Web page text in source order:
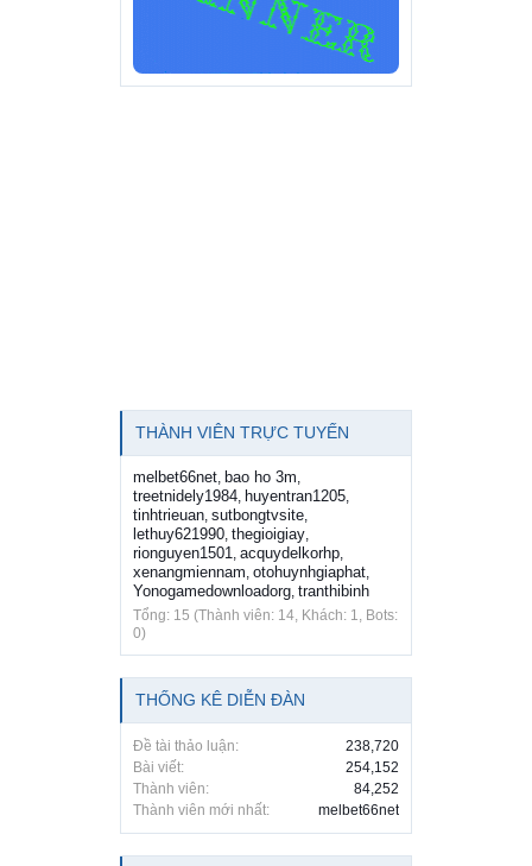
THÀNH VIÊN TRỰC TUYẾN
melbet66net bao ho 3m
treetnidely1984 huyentran1205
tinhtrieuan sutbongtvsite
lethuy621990 thegioigiay
rionguyen1501 acquydelkorhp
xenangmiennam otohuynhgiaphat
Yonogamedownloadorg tranthibinh
Tổng: 15 (Thành viên: 14, Khách: 1, Bots:
0)
THỐNG KÊ DIỄN ĐÀN
Đề tài thảo luận:
238,720
Bài viết:
254,152
Thành viên:
84,252
Thành viên mới nhất:
melbet66net